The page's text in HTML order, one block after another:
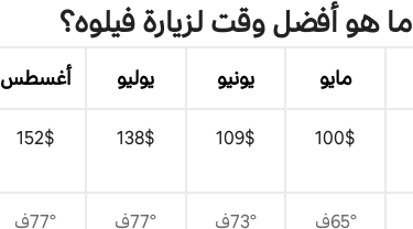
ما هو أفضل وقت لزيارة فيلوه؟
مايو يونيو يوليو أغسطس
$‏100
$‏109
$‏138
$‏152
65°ف 73°ف 77°ف 77°ف